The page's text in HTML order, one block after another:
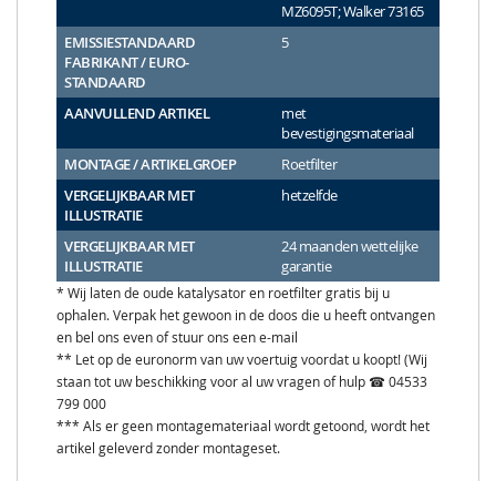
MZ6095T; Walker 73165
EMISSIESTANDAARD
FABRIKANT / EURO-
STANDAARD
5
AANVULLEND ARTIKEL
met
bevestigingsmateriaal
MONTAGE / ARTIKELGROEP
Roetfilter
VERGELIJKBAAR MET
ILLUSTRATIE
hetzelfde
VERGELIJKBAAR MET
ILLUSTRATIE
24 maanden wettelijke
garantie
* Wij laten de oude katalysator en roetfilter gratis bij u
ophalen. Verpak het gewoon in de doos die u heeft ontvangen
en bel ons even of stuur ons een e-mail
** Let op de euronorm van uw voertuig voordat u koopt! (Wij
staan tot uw beschikking voor al uw vragen of hulp ☎ 04533
799 000
*** Als er geen montagemateriaal wordt getoond, wordt het
artikel geleverd zonder montageset.